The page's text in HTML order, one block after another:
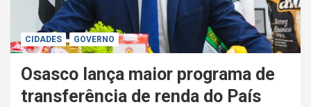
CIDADES GOVERNO
Osasco lança maior programa de
transferência de renda do País